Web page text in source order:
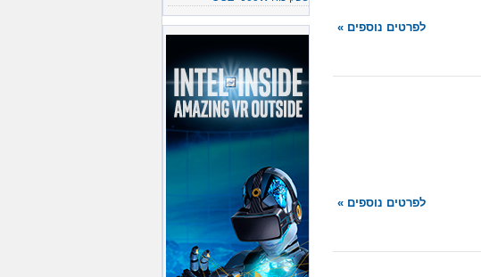
לפרטים נוספים »
לפרטים נוספים »